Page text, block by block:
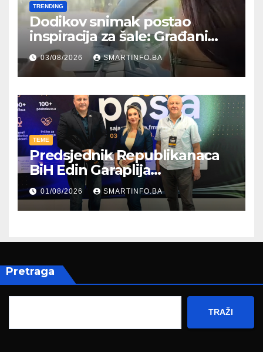
TRENDING
Dodikov snimak postao
inspiracija za šale: Građani
kroz parodiju poslali poruku
03/08/2026 SMARTINFO.BA
TEME
Predsjednik Republikanaca
BiH Edin Garaplija
prisustvovao prezentaciji
Federalnog sajma
zapošljavanja
01/08/2026 SMARTINFO.BA
Pretraga
TRAŽI